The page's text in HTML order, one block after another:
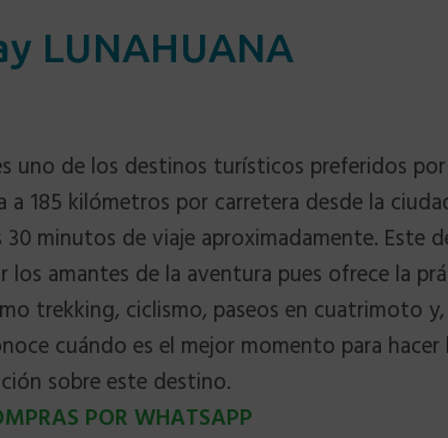
LUNAHUANA
uno de los destinos turísticos preferidos
a 185 kilómetros por carretera desde la
30 minutos de viaje aproximadamente. Este
los amantes de la aventura pues ofrece la
trekking, ciclismo, paseos en cuatrimoto
cuándo es el mejor momento para
sobre este destino.
POR WHATSAPP